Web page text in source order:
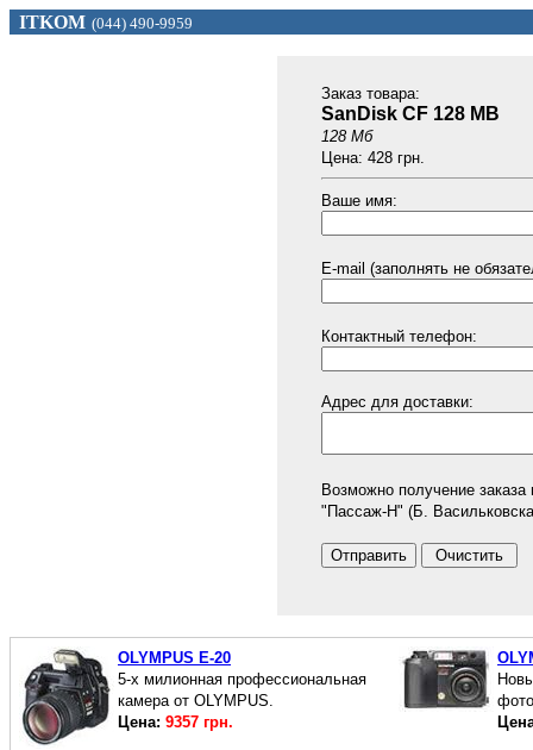
ITKOM (044) 490-9959
Заказ товарa:
SanDisk CF 128 MB
128 Мб
Цена: 428 грн.
Ваше имя:
E-mail (заполнять не
Контактный телефон:
Адрес для доставки:
Возможно получение заказа
"Пассаж-Н" (Б.
OLYMPUS E-20
5-х милионная профессиональная
камера от OLYMPUS.
Цена: 9357 грн.